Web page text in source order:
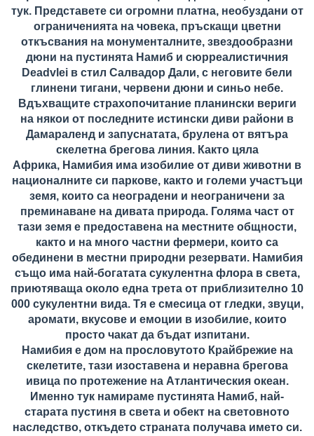
тук. Представете си огромни платна, необуздани от
ограниченията на човека, пръскащи цветни
откъсвания на монументалните, звездообразни
дюни на пустинята Намиб и сюрреалистичния
Deadvlei в стил Салвадор Дали, с неговите бели
глинени тигани, червени дюни и синьо небе.
Вдъхващите страхопочитание планински вериги
на някои от последните истински диви райони в
Дамараленд и запуснатата, брулена от вятъра
скелетна брегова линия. Както цяла
Африка, Намибия има изобилие от диви животни в
националните си паркове, както и големи участъци
земя, които са неоградени и неограничени за
преминаване на дивата природа. Голяма част от
тази земя е предоставена на местните общности,
както и на много частни фермери, които са
обединени в местни природни резервати. Намибия
също има най-богатата сукулентна флора в света,
приютяваща около една трета от приблизително 10
000 сукулентни вида. Тя е смесица от гледки, звуци,
аромати, вкусове и емоции в изобилие, които
просто чакат да бъдат изпитани.
Намибия е дом на прословутото Крайбрежие на
скелетите, тази изоставена и неравна брегова
ивица по протежение на Атлантическия океан.
Именно тук намираме пустинята Намиб, най-
старата пустиня в света и обект на световното
наследство, откъдето страната получава името си.